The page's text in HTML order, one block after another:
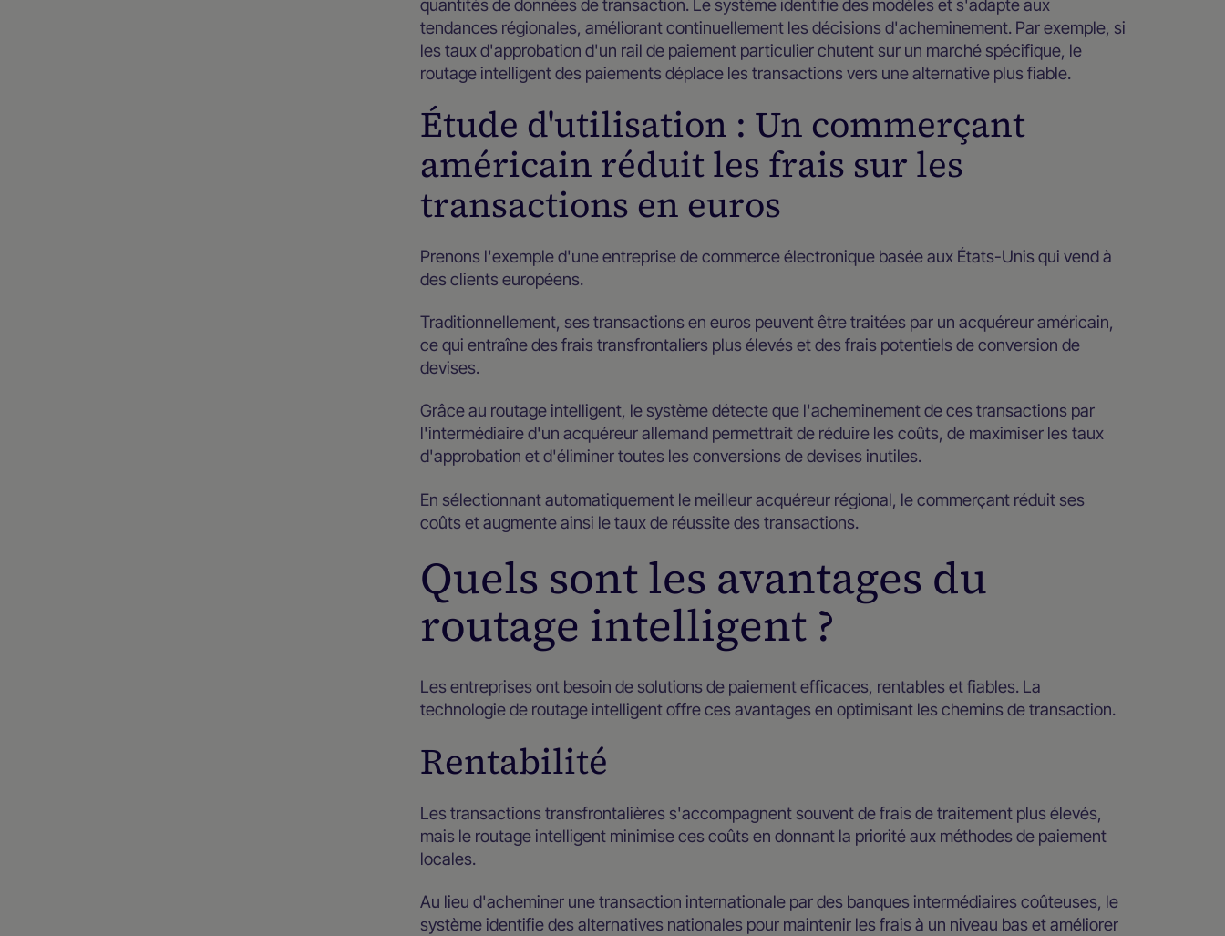
quantités de données de transaction. Le système identifie des modèles et s'adapte aux
tendances régionales, améliorant continuellement les décisions d'acheminement. Par exemple, si
les taux d'approbation d'un rail de paiement particulier chutent sur un marché spécifique, le
routage intelligent des paiements déplace les transactions vers une alternative plus fiable.
Étude d'utilisation : Un commerçant
américain réduit les frais sur les
transactions en euros
Prenons l'exemple d'une entreprise de commerce électronique basée aux États-Unis qui vend à
des clients européens.
Traditionnellement, ses transactions en euros peuvent être traitées par un acquéreur américain,
ce qui entraîne des frais transfrontaliers plus élevés et des frais potentiels de conversion de
devises.
Grâce au routage intelligent, le système détecte que l'acheminement de ces transactions par
l'intermédiaire d'un acquéreur allemand permettrait de réduire les coûts, de maximiser les taux
d'approbation et d'éliminer toutes les conversions de devises inutiles.
En sélectionnant automatiquement le meilleur acquéreur régional, le commerçant réduit ses
coûts et augmente ainsi le taux de réussite des transactions.
Quels sont les avantages du
routage intelligent ?
Les entreprises ont besoin de solutions de paiement efficaces, rentables et fiables. La
technologie de routage intelligent offre ces avantages en optimisant les chemins de transaction.
Rentabilité
Les transactions transfrontalières s'accompagnent souvent de frais de traitement plus élevés,
mais le routage intelligent minimise ces coûts en donnant la priorité aux méthodes de paiement
locales.
Au lieu d'acheminer une transaction internationale par des banques intermédiaires coûteuses, le
système identifie des alternatives nationales pour maintenir les frais à un niveau bas et améliorer